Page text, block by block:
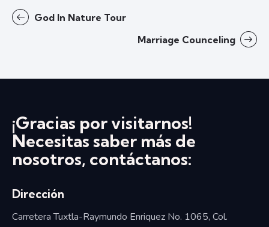
God In Nature Tour
Marriage Counceling
¡Gracias por visitarnos!
Necesitas saber más de
nosotros, contáctanos:
Dirección
Carretera Tuxtla-Raymundo Enriquez No. 1065, Col.